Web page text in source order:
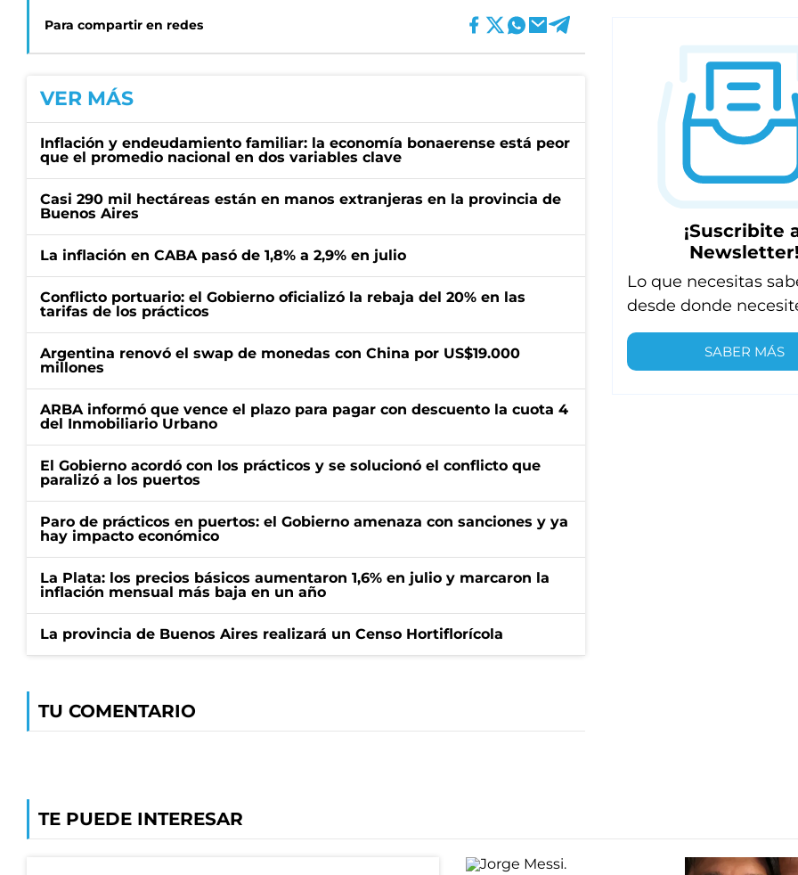
Para compartir en redes
VER MÁS
Inflación y endeudamiento familiar: la economía bonaerense está peor
que el promedio nacional en dos variables clave
Casi 290 mil hectáreas están en manos extranjeras en la provincia de
Buenos Aires
La inflación en CABA pasó de 1,8% a 2,9% en julio
Conflicto portuario: el Gobierno oficializó la rebaja del 20% en las
tarifas de los prácticos
Argentina renovó el swap de monedas con China por US$19.000
millones
ARBA informó que vence el plazo para pagar con descuento la cuota 4
del Inmobiliario Urbano
El Gobierno acordó con los prácticos y se solucionó el conflicto que
paralizó a los puertos
Paro de prácticos en puertos: el Gobierno amenaza con sanciones y ya
hay impacto económico
La Plata: los precios básicos aumentaron 1,6% en julio y marcaron la
inflación mensual más baja en un año
La provincia de Buenos Aires realizará un Censo Hortiflorícola
TU COMENTARIO
¡Suscribite
Newsletter!
Lo que necesitas
desde donde
SABER MÁS
TE PUEDE INTERESAR